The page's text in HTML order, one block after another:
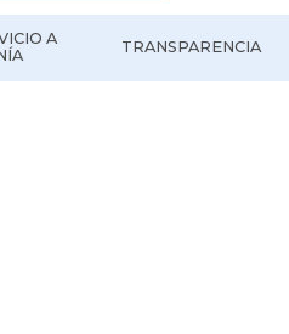
A
TRANSPARENCIA